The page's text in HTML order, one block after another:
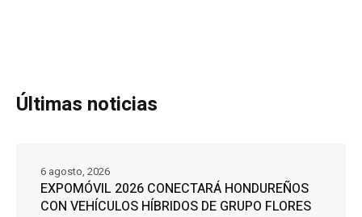
Últimas noticias
EXPOMÓVIL 2026 CONECTARÁ HONDUREÑOS
CON VEHÍCULOS HÍBRIDOS DE GRUPO FLORES
6 agosto, 2026